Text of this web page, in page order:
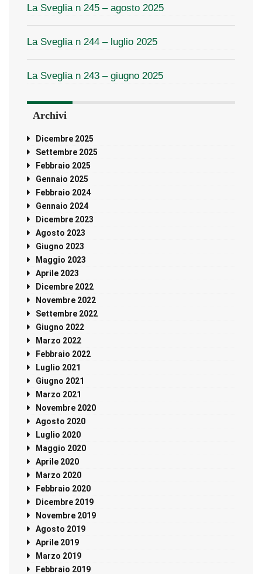
La Sveglia n 245 – agosto 2025
La Sveglia n 244 – luglio 2025
La Sveglia n 243 – giugno 2025
Archivi
Dicembre 2025
Settembre 2025
Febbraio 2025
Gennaio 2025
Febbraio 2024
Gennaio 2024
Dicembre 2023
Agosto 2023
Giugno 2023
Maggio 2023
Aprile 2023
Dicembre 2022
Novembre 2022
Settembre 2022
Giugno 2022
Marzo 2022
Febbraio 2022
Luglio 2021
Giugno 2021
Marzo 2021
Novembre 2020
Agosto 2020
Luglio 2020
Maggio 2020
Aprile 2020
Marzo 2020
Febbraio 2020
Dicembre 2019
Novembre 2019
Agosto 2019
Aprile 2019
Marzo 2019
Febbraio 2019